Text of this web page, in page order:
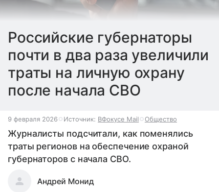
Российские губернаторы
почти в два раза увеличили
траты на личную охрану
после начала СВО
9 февраля 2026 Источник: ВФокусе Mail Общество
Журналисты подсчитали, как поменялись
траты регионов на обеспечение охраной
губернаторов с начала СВО.
Андрей Монид